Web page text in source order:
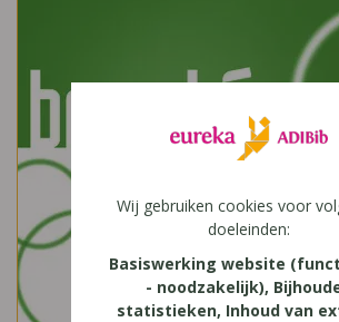
Wij gebruiken cookies voor
doeleinden:
Basiswerking website
- noodzakelijk),
statistieken, Inhoud van